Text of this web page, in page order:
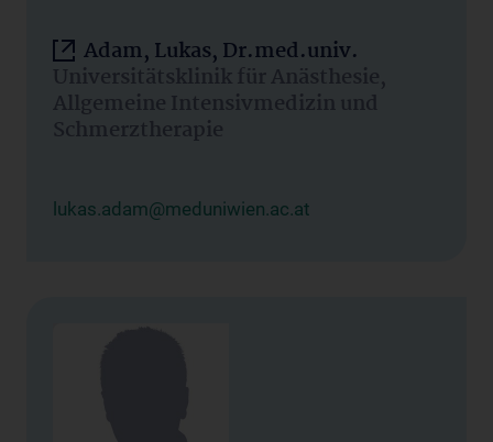
Adam, Lukas, Dr.med.univ.
Universitätsklinik für Anästhesie,
Allgemeine Intensivmedizin und
Schmerztherapie
lukas.adam@meduniwien.ac.at